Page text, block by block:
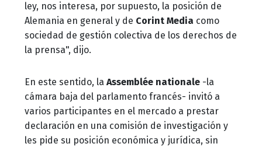
ley, nos interesa, por supuesto, la posición de
Alemania en general y de Corint Media como
sociedad de gestión colectiva de los derechos de
la prensa", dijo.
En este sentido, la Assemblée nationale -la
cámara baja del parlamento francés- invitó a
varios participantes en el mercado a prestar
declaración en una comisión de investigación y
les pide su posición económica y jurídica, sin